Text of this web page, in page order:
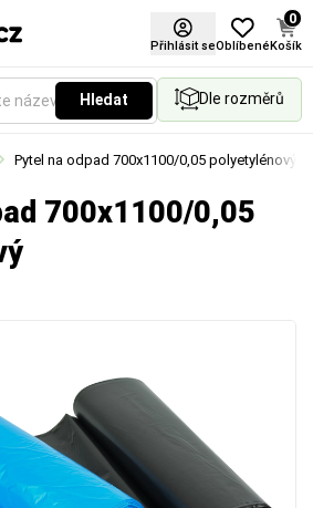
Přihlásit seOblíbené
0
Košík
Hledat Dle rozměrů
Pytel na odpad 700x1100/0,05 polyetylénový
700x1100/0,05